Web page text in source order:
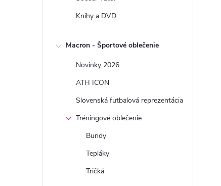
Knihy a DVD
Macron - Športové oblečenie
Novinky 2026
ATH ICON
Slovenská futbalová reprezentácia
Tréningové oblečenie
Bundy
Tepláky
Tričká